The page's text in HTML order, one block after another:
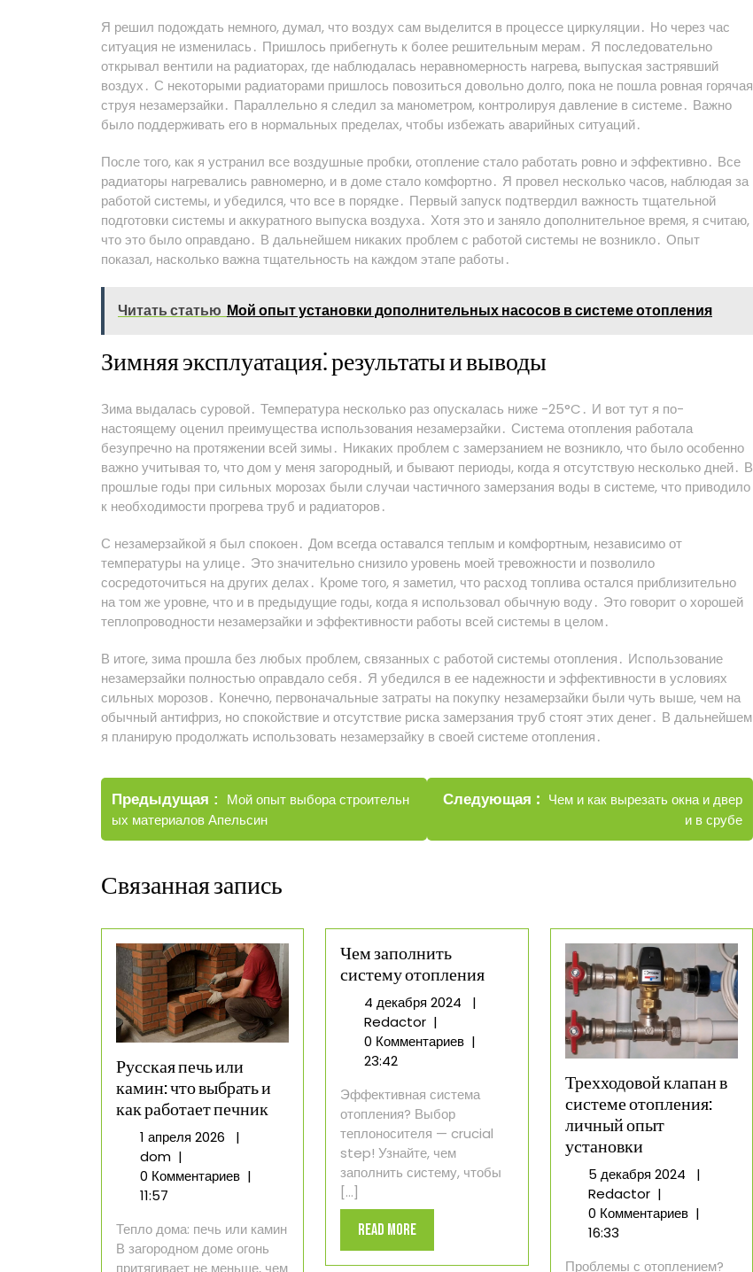
Я решил подождать немного, думал, что воздух сам выделится в процессе циркуляции․ Но через час
ситуация не изменилась․ Пришлось прибегнуть к более решительным мерам․ Я последовательно
открывал вентили на радиаторах, где наблюдалась неравномерность нагрева, выпуская застрявший
воздух․ С некоторыми радиаторами пришлось повозиться довольно долго, пока не пошла ровная горячая
струя незамерзайки․ Параллельно я следил за манометром, контролируя давление в системе․ Важно
было поддерживать его в нормальных пределах, чтобы избежать аварийных ситуаций․
После того, как я устранил все воздушные пробки, отопление стало работать ровно и эффективно․ Все
радиаторы нагревались равномерно, и в доме стало комфортно․ Я провел несколько часов, наблюдая за
работой системы, и убедился, что все в порядке․ Первый запуск подтвердил важность тщательной
подготовки системы и аккуратного выпуска воздуха․ Хотя это и заняло дополнительное время, я считаю,
что это было оправдано․ В дальнейшем никаких проблем с работой системы не возникло․ Опыт
показал, насколько важна тщательность на каждом этапе работы․
Читать статью Мой опыт установки дополнительных насосов в системе отопления
Зимняя эксплуатация⁚ результаты и выводы
Зима выдалась суровой․ Температура несколько раз опускалась ниже -25°C․ И вот тут я по-
настоящему оценил преимущества использования незамерзайки․ Система отопления работала
безупречно на протяжении всей зимы․ Никаких проблем с замерзанием не возникло, что было особенно
важно учитывая то, что дом у меня загородный, и бывают периоды, когда я отсутствую несколько дней․ В
прошлые годы при сильных морозах были случаи частичного замерзания воды в системе, что приводило
к необходимости прогрева труб и радиаторов․
С незамерзайкой я был спокоен․ Дом всегда оставался теплым и комфортным, независимо от
температуры на улице․ Это значительно снизило уровень моей тревожности и позволило
сосредоточиться на других делах․ Кроме того, я заметил, что расход топлива остался приблизительно
на том же уровне, что и в предыдущие годы, когда я использовал обычную воду․ Это говорит о хорошей
теплопроводности незамерзайки и эффективности работы всей системы в целом․
В итоге, зима прошла без любых проблем, связанных с работой системы отопления․ Использование
незамерзайки полностью оправдало себя․ Я убедился в ее надежности и эффективности в условиях
сильных морозов․ Конечно, первоначальные затраты на покупку незамерзайки были чуть выше, чем на
обычный антифриз, но спокойствие и отсутствие риска замерзания труб стоят этих денег․ В дальнейшем
я планирую продолжать использовать незамерзайку в своей системе отопления․
Навигация
по
записям
Предыдущая
Старые
записи
Мой опыт выбора строительн
ых материалов Апельсин
Следующая
Новые
Чем и как вырезать окна и двер
и в срубе
Связанная запись
Русская печь или
камин: что выбрать и
как работает печник
1 апреля 20261
2026
|
domРусская
печь
что
выбрать
|
0 Комментариев |
11:57
Тепло дома: печь или камин
В загородном доме огонь
Чем заполнить
систему отопления
4 декабря 2024
2024
|
RedactorЧем
заполнить
|
0 Комментариев |
23:42
Эффективная система
отопления? Выбор
теплоносителя — crucial
step! Узнайте, чем
заполнить систему, чтобы
[...]
Read MoreRead
More
Трехходовой клапан в
системе отопления:
личный опыт
установки
5 декабря 2024
2024
|
RedactorТрехходовой
клапан
|
0 Комментариев |
16:33
Проблемы с отоплением?